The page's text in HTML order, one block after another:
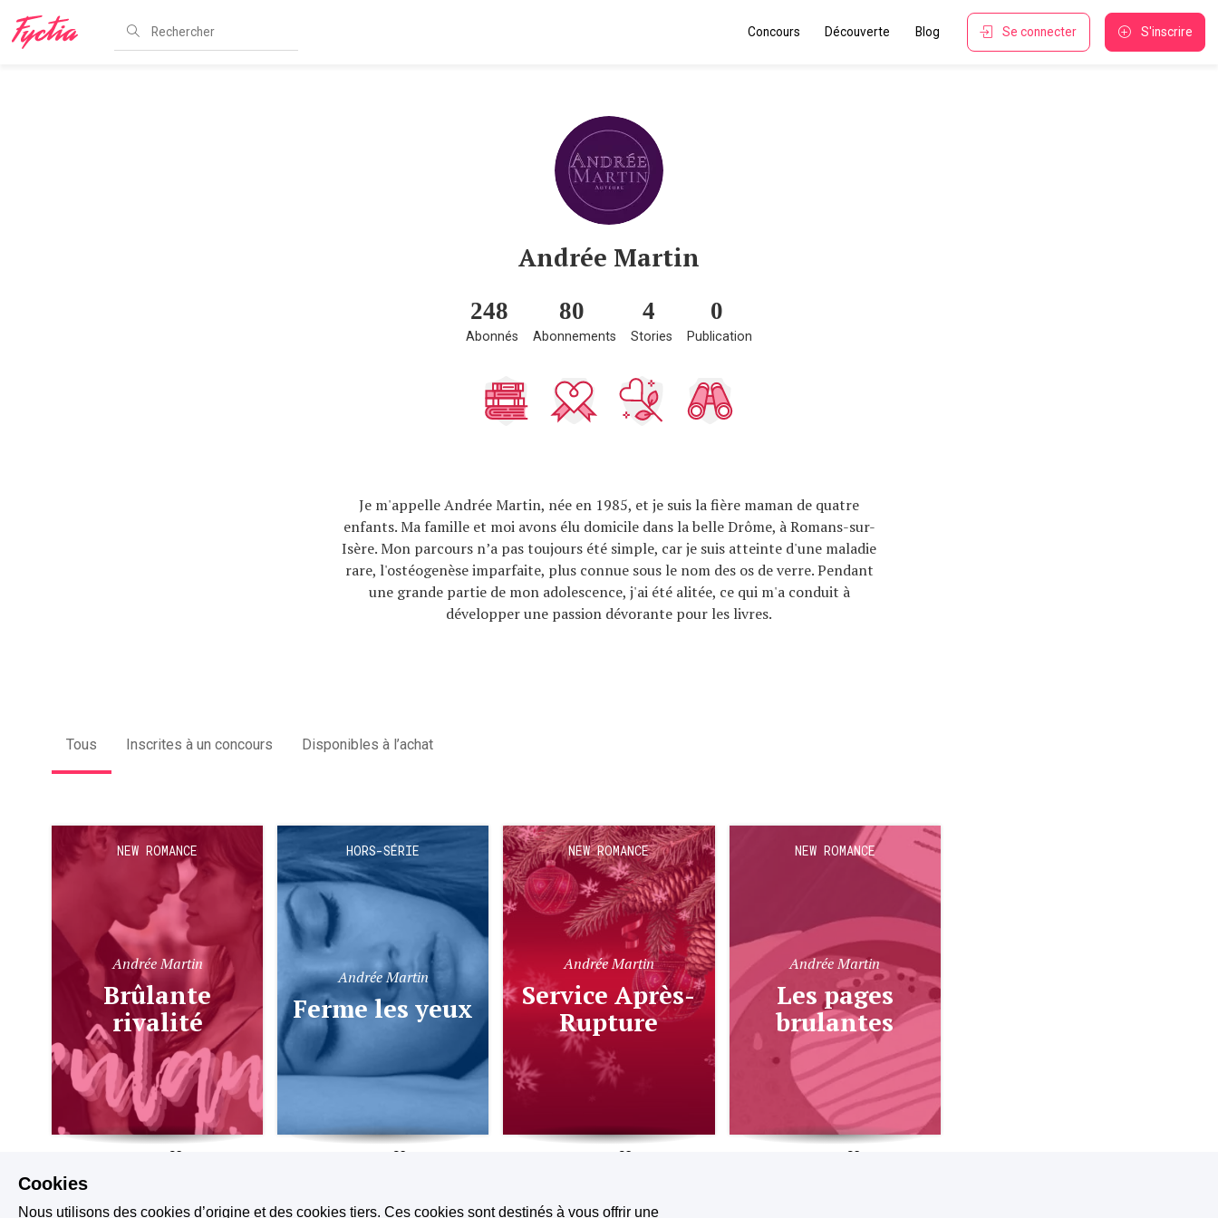
Concours Découverte Blog S'inscrire
Se connecter
Andrée Martin
248
Abonnés
80
Abonnements
4
Stories
0
Publication
Je m'appelle Andrée Martin, née en 1985, et je suis la fière maman de quatre
enfants. Ma famille et moi avons élu domicile dans la belle Drôme, à Romans-sur-
Isère. Mon parcours n’a pas toujours été simple, car je suis atteinte d'une maladie
rare, l'ostéogenèse imparfaite, plus connue sous le nom des os de verre. Pendant
une grande partie de mon adolescence, j'ai été alitée, ce qui m'a conduit à
développer une passion dévorante pour les livres.
Tous Inscrites à un concours Disponibles à l’achat
NEW ROMANCE
Andrée Martin
Brûlante
rivalité
HORS-SÉRIE
Andrée Martin
Ferme les yeux
NEW ROMANCE
Andrée Martin
Service Après-
Rupture
NEW ROMANCE
Andrée Martin
Les pages
brulantes
Cookies
Nous utilisons des cookies d’origine et des cookies tiers. Ces cookies sont destinés à vous offrir une